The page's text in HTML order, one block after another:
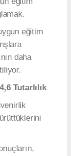
eğitim
daha
Tutarlılık